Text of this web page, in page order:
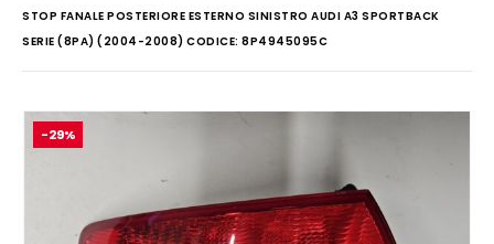
STOP FANALE POSTERIORE ESTERNO SINISTRO AUDI A3 SPORTBACK
SERIE (8PA) (2004-2008) CODICE: 8P4945095C
-29%